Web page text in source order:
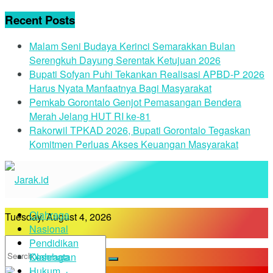
Recent Posts
Malam Seni Budaya Kerinci Semarakkan Bulan
Serengkuh Dayung Serentak Ketujuan 2026
Bupati Sofyan Puhi Tekankan Realisasi APBD-P 2026
Harus Nyata Manfaatnya Bagi Masyarakat
Pemkab Gorontalo Genjot Pemasangan Bendera
Merah Jelang HUT RI ke-81
Rakorwil TPKAD 2026, Bupati Gorontalo Tegaskan
Komitmen Perluas Akses Keuangan Masyarakat
Tuesday, August 4, 2026
Olahraga
Nasional
Pendidikan
Kesehatan
Olahraga